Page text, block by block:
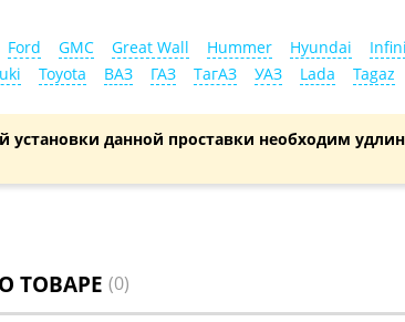
Ford GMC Great Wall Hummer Hyundai
Toyota ВАЗ ГАЗ ТагАЗ УАЗ Lada Tagaz
установки данной проставки необходим
ТОВАРЕ (0)